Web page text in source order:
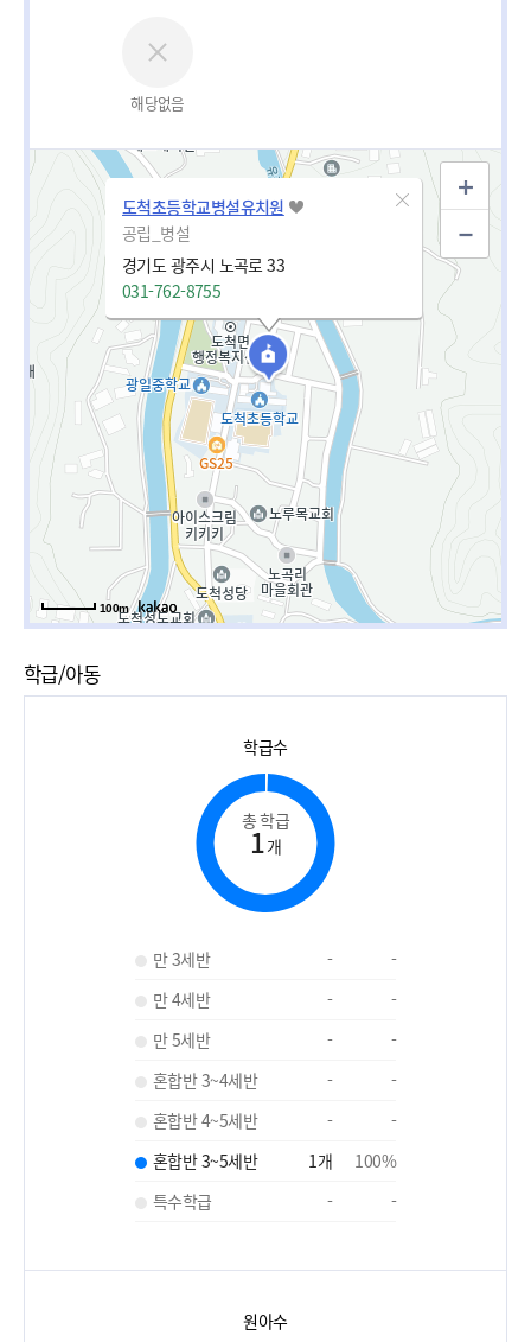
해당없음
도척초등학교병설유치원
공립_병설
경기도 광주시 노곡로 33
031-762-8755
100m
학급/아동
학급수
총 학급
1개
만 3세반 -
-
만 4세반
-
-
만 5세반
-
-
혼합반 3~4세반
-
-
혼합반 4~5세반
-
-
혼합반 3~5세반
1개 100%
특수학급
- -
원아수